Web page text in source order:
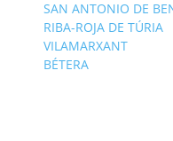
SAN ANTONIO DE
RIBA-ROJA DE TÚRIA
VILAMARXANT
BÉTERA